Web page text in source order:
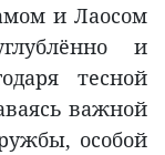
и Лаосом
и
тесной
важной
особой